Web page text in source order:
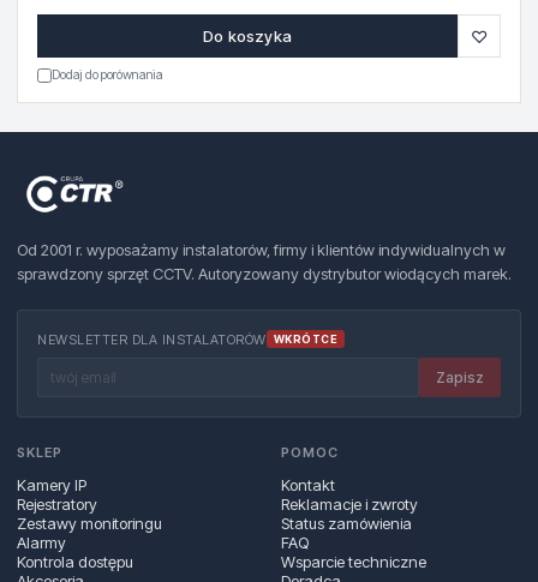
Do koszyka ♡
Dodaj do porównania
Od 2001 r. wyposażamy instalatorów, firmy i klientów indywidualnych w
sprawdzony sprzęt CCTV. Autoryzowany dystrybutor wiodących marek.
NEWSLETTER DLA INSTALATORÓW WKRÓTCE
Zapisz
SKLEP
Kamery IP
Rejestratory
Zestawy monitoringu
Alarmy
Kontrola dostępu
POMOC
Kontakt
Reklamacje i zwroty
Status zamówienia
FAQ
Wsparcie techniczne